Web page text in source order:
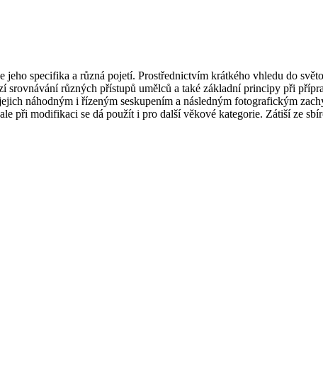
specifika a různá pojetí. Prostřednictvím krátkého vhledu do
různých přístupů umělců a také základní principy při
náhodným i řízeným seskupením a následným fotografickým
při modifikaci se dá použít i pro další věkové kategorie. Zátiší ze